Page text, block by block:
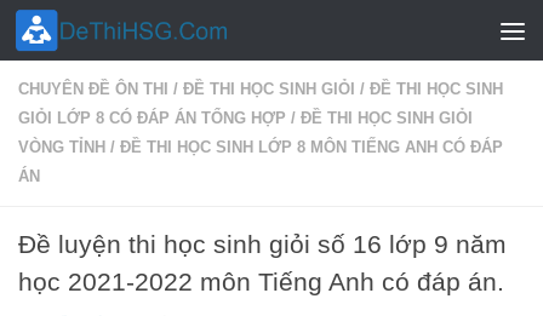
Skip to content
CHUYÊN ĐỀ ÔN THI / ĐỀ THI HỌC SINH GIỎI / ĐỀ THI HỌC SINH
GIỎI LỚP 8 CÓ ĐÁP ÁN TỔNG HỢP / ĐỀ THI HỌC SINH GIỎI
VÒNG TỈNH / ĐỀ THI HỌC SINH LỚP 8 MÔN TIẾNG ANH CÓ ĐÁP
ÁN
Đề luyện thi học sinh giỏi số 16 lớp 9 năm
học 2021-2022 môn Tiếng Anh có đáp án.